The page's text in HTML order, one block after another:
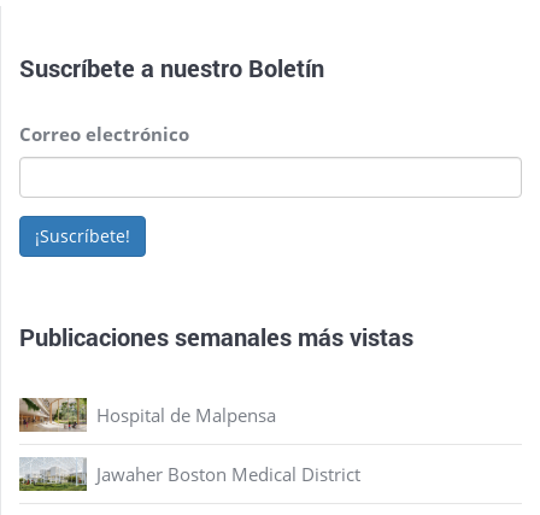
Suscríbete a nuestro Boletín
Correo electrónico
¡Suscríbete!
Publicaciones semanales más vistas
Hospital de Malpensa
Jawaher Boston Medical District